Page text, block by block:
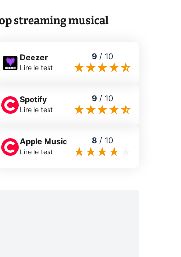
streaming musical
Deezer
Lire le test
9 / 10
Spotify
Lire le test
9 / 10
Apple Music
Lire le test
8 / 10